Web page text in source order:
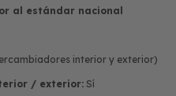
al estándar nacional
interior y exterior)
/ exterior: Sí